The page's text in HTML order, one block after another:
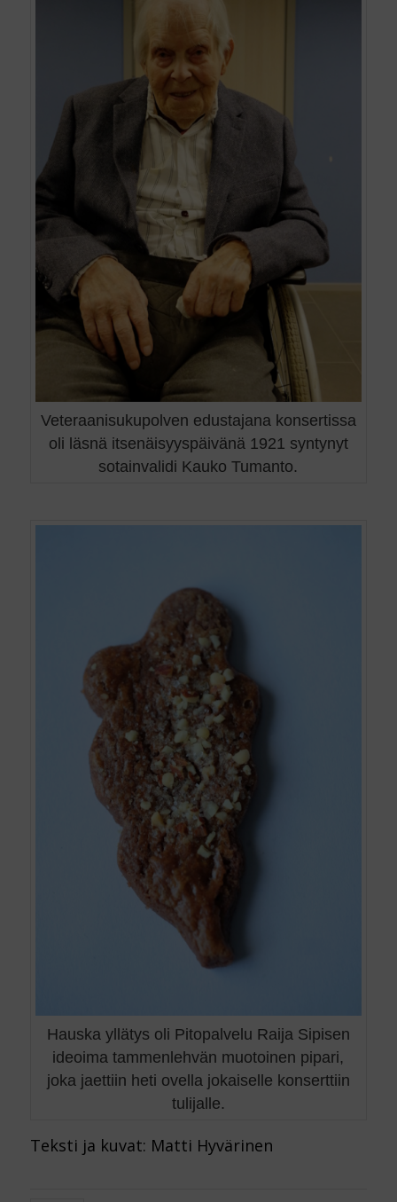
Veteraanisukupolven edustajana konsertissa
oli läsnä itsenäisyyspäivänä 1921 syntynyt
sotainvalidi Kauko Tumanto.
Hauska yllätys oli Pitopalvelu Raija Sipisen
ideoima tammenlehvän muotoinen pipari,
joka jaettiin heti ovella jokaiselle konserttiin
tulijalle.
Teksti ja kuvat: Matti Hyvärinen